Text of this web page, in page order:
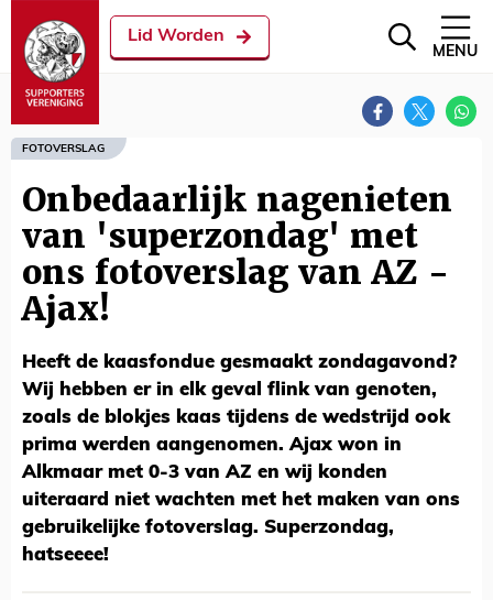
Lid Worden
MENU
FOTOVERSLAG
Onbedaarlijk nagenieten
van 'superzondag' met
ons fotoverslag van AZ -
Ajax!
Heeft de kaasfondue gesmaakt zondagavond?
Wij hebben er in elk geval flink van genoten,
zoals de blokjes kaas tijdens de wedstrijd ook
prima werden aangenomen. Ajax won in
Alkmaar met 0-3 van AZ en wij konden
uiteraard niet wachten met het maken van ons
gebruikelijke fotoverslag. Superzondag,
hatseeee!